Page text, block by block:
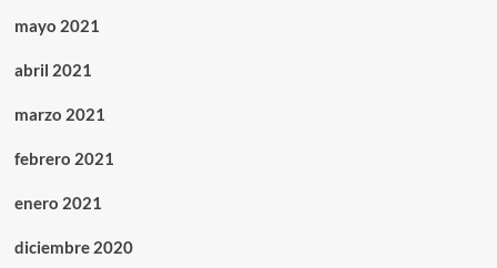
mayo 2021
abril 2021
marzo 2021
febrero 2021
enero 2021
diciembre 2020